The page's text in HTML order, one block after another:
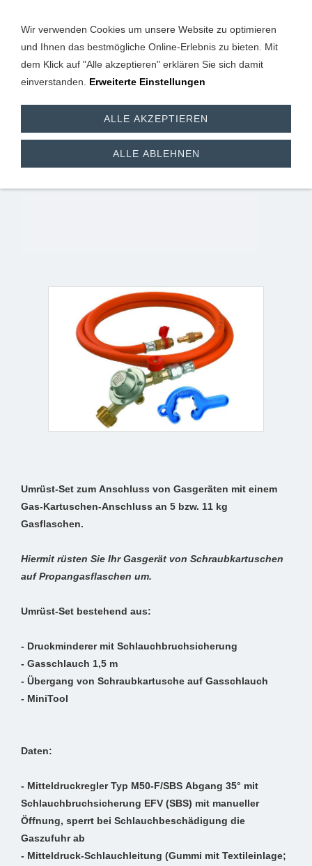
Umrüst-Set von
Gaskartusche auf
Gasflasche
Umrüst-Set zum Anschluss von Gasgeräten mit einem
Gas-Kartuschen-Anschluss an 5 bzw. 11 kg
Gasflaschen.
Hiermit rüsten Sie Ihr Gasgerät von Schraubkartuschen
auf Propangasflaschen um.
Umrüst-Set bestehend aus:
- Druckminderer mit Schlauchbruchsicherung
- Gasschlauch 1,5 m
- Übergang von Schraubkartusche auf Gasschlauch
- MiniTool
Daten:
- Mitteldruckregler Typ M50-F/SBS Abgang 35° mit
Schlauchbruchsicherung EFV (SBS) mit manueller
Öffnung, sperrt bei Schlauchbeschädigung die
Gaszufuhr ab
- Mitteldruck-Schlauchleitung (Gummi mit Textileinlage;
Wir verwenden Cookies um unsere Website zu optimieren
und Ihnen das bestmögliche Online-Erlebnis zu bieten. Mit
dem Klick auf "Alle akzeptieren" erklären Sie sich damit
einverstanden. Erweiterte Einstellungen
ALLE AKZEPTIEREN
ALLE ABLEHNEN